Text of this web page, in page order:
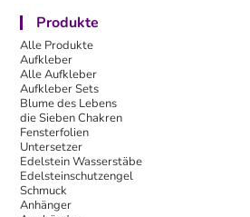
Produkte
Alle Produkte
Aufkleber
Alle Aufkleber
Aufkleber Sets
Blume des Lebens
die Sieben Chakren
Fensterfolien
Untersetzer
Edelstein Wasserstäbe
Edelsteinschutzengel
Schmuck
Anhänger